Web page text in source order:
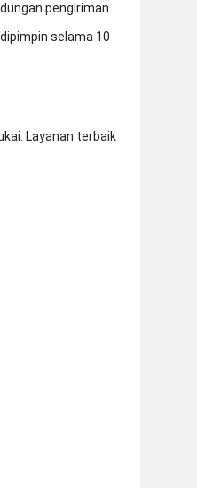
pengiriman
selama 10
Layanan terbaik